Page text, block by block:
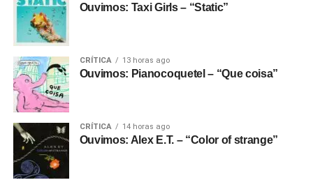
Ouvimos: Taxi Girls – “Static”
CRÍTICA 13 horas ago
Ouvimos: Pianocoquetel – “Que coisa”
CRÍTICA 14 horas ago
Ouvimos: Alex E.T. – “Color of strange”